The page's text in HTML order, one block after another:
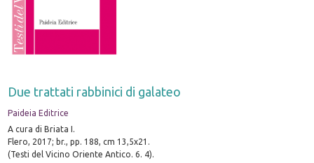
Due trattati rabbinici di galateo
Paideia Editrice
A cura di Briata I.
Flero, 2017; br., pp. 188, cm 13,5x21.
(Testi del Vicino Oriente Antico. 6. 4).